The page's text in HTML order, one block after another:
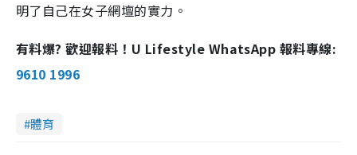
明了自己在女子網壇的實力。
有料爆? 歡迎報料！U Lifestyle WhatsApp 報料專線:
9610 1996
體育